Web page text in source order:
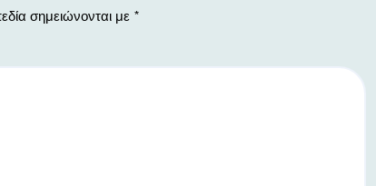
σημειώνονται με *